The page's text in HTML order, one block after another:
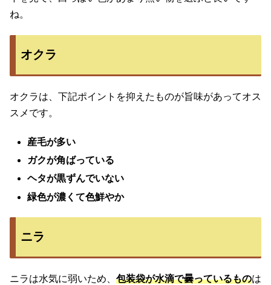
ね。
オクラ
オクラは、下記ポイントを抑えたものが旨味があってオス
スメです。
産毛が多い
ガクが角ばっている
ヘタが黒ずんでいない
緑色が濃くて色鮮やか
ニラ
ニラは水気に弱いため、 包装袋が水滴で曇っているものは